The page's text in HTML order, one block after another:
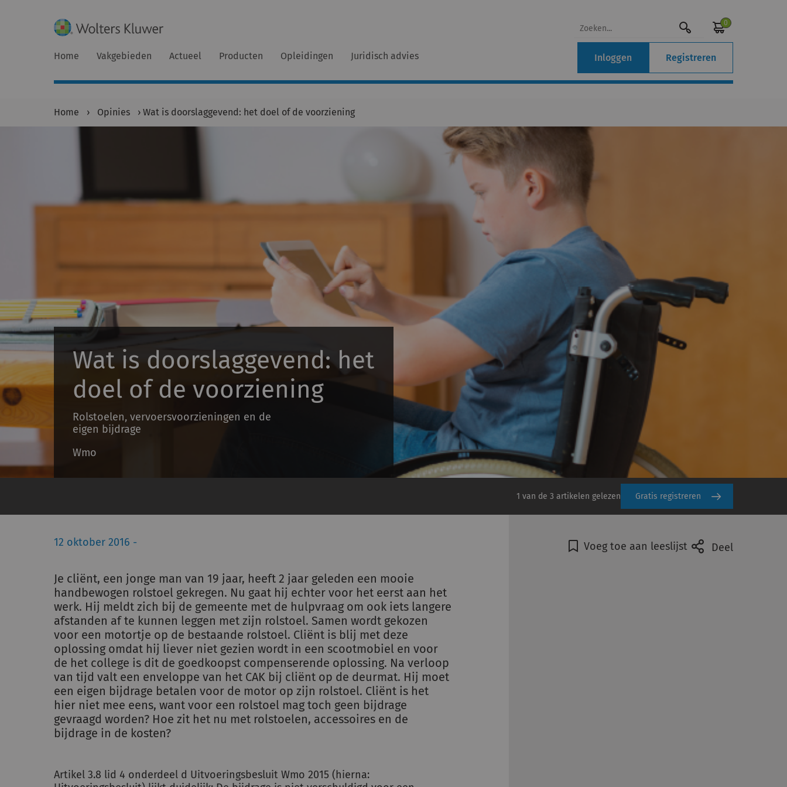
0
Home Vakgebieden Actueel Producten Opleidingen Juridisch advies Inloggen Registreren
Home › Opinies › Wat is doorslaggevend: het doel of de voorziening
Wat is doorslaggevend: het
doel of de voorziening
Rolstoelen, vervoersvoorzieningen en de
eigen bijdrage
Wmo
1 van de 3 artikelen gelezen Gratis registreren
12 oktober 2016 -
Je cliënt, een jonge man van 19 jaar, heeft 2 jaar geleden een mooie
handbewogen rolstoel gekregen. Nu gaat hij echter voor het eerst aan het
werk. Hij meldt zich bij de gemeente met de hulpvraag om ook iets langere
afstanden af te kunnen leggen met zijn rolstoel. Samen wordt gekozen
voor een motortje op de bestaande rolstoel. Cliënt is blij met deze
oplossing omdat hij liever niet gezien wordt in een scootmobiel en voor
de het college is dit de goedkoopst compenserende oplossing. Na verloop
van tijd valt een enveloppe van het CAK bij cliënt op de deurmat. Hij moet
een eigen bijdrage betalen voor de motor op zijn rolstoel. Cliënt is het
hier niet mee eens, want voor een rolstoel mag toch geen bijdrage
gevraagd worden? Hoe zit het nu met rolstoelen, accessoires en de
bijdrage in de kosten?
Artikel 3.8 lid 4 onderdeel d Uitvoeringsbesluit Wmo 2015 (hierna:
Voeg toe aan leeslijst Deel